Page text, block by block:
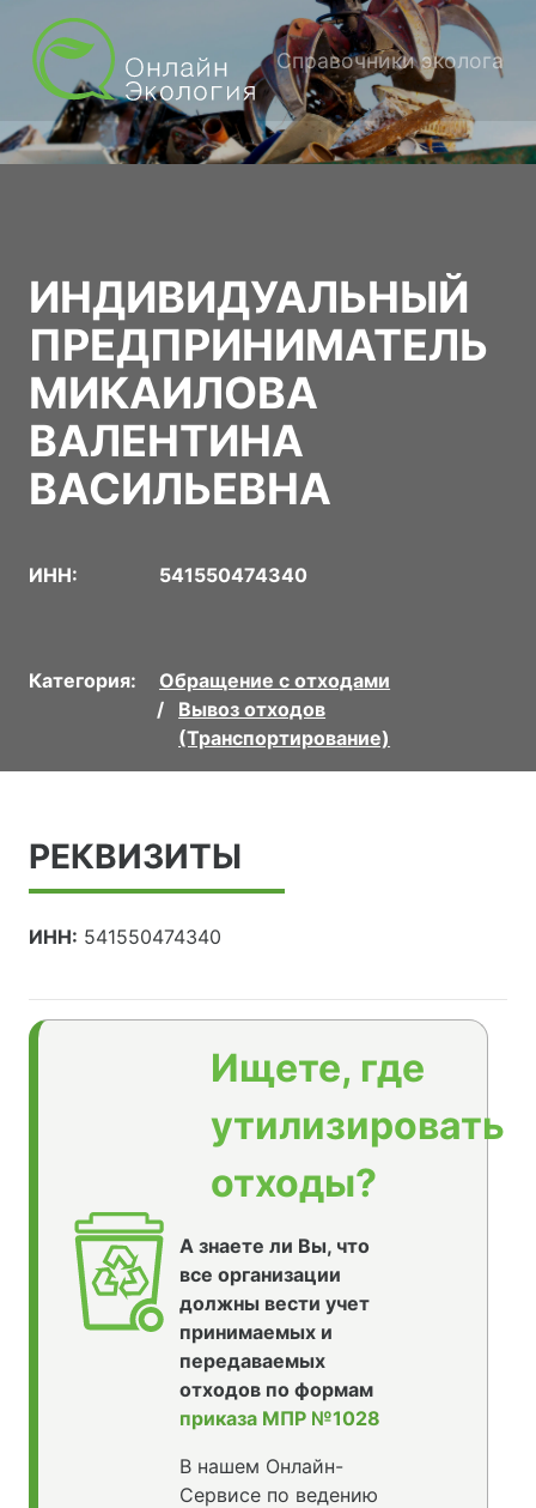
Справочники эколога
ИНДИВИДУАЛЬНЫЙ
ПРЕДПРИНИМАТЕЛЬ
МИКАИЛОВА
ВАЛЕНТИНА
ВАСИЛЬЕВНА
ИНН: 541550474340
Категория:
Обращение с отходами
Вывоз отходов
(Транспортирование)
РЕКВИЗИТЫ
ИНН: 541550474340
Ищете, где
утилизировать
отходы?
А знаете ли Вы, что
все организации
должны вести учет
принимаемых и
передаваемых
отходов по формам
приказа МПР №1028
В нашем Онлайн-
Сервисе по ведению